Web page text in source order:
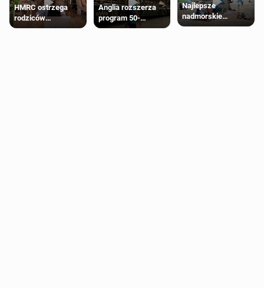
HMRC ostrzega
rodziców
pobierających Child
Anglia rozszerza
program 50-
procentowych
Najlepsze
nadmorskie
miasteczko blisko